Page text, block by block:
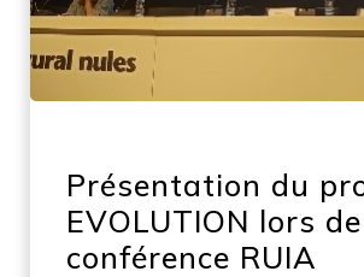
Présentation du
EVOLUTION lors
conférence RUIA